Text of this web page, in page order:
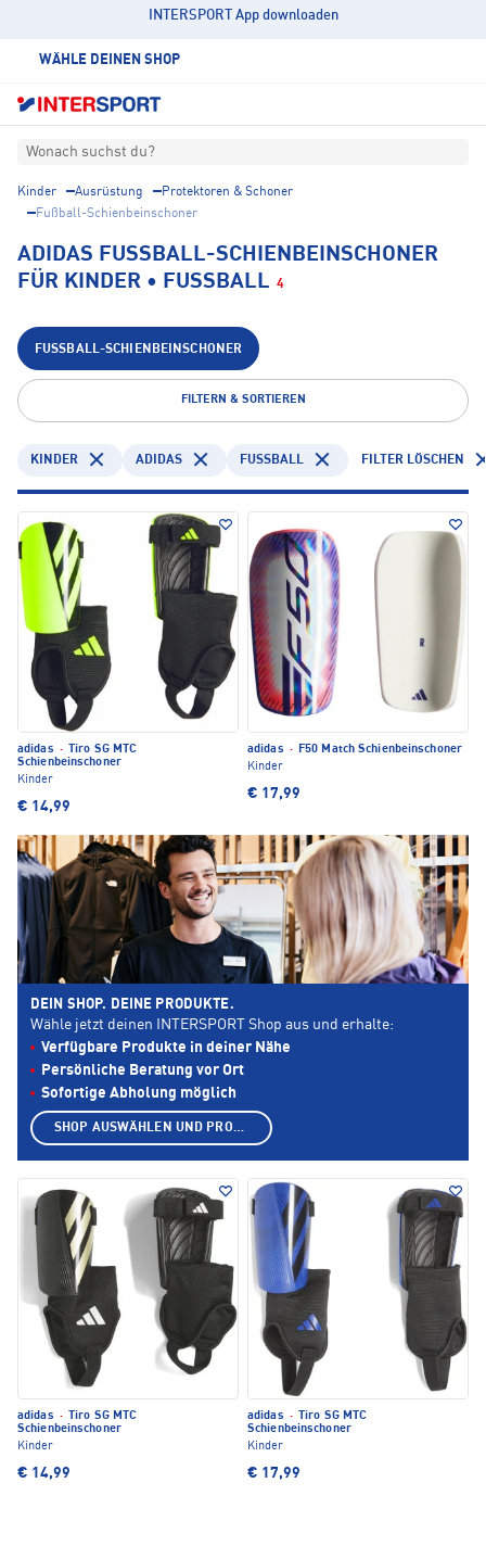
INTERSPORT App downloaden
WÄHLE DEINEN SHOP
Wonach suchst du?
Kinder Ausrüstung
Protektoren & Schoner
Fußball-Schienbeinschoner
ADIDAS FUSSBALL-SCHIENBEINSCHONER F
ÜR KINDER • FUSSBALL
4
FUSSBALL-SCHIENBEINSCHONER
FILTERN & SORTIEREN
KINDER ADIDAS FUSSBALL FILTER LÖSCHEN
adidas ·
Tiro SG MTC
Schienbeinschoner
Kinder
€ 14,99
adidas ·
F50 Match Schienbeinschoner
Kinder
€ 17,99
adidas ·
Tiro SG MTC
Schienbeinschoner
Kinder
€ 14,99
adidas ·
Tiro SG MTC
Schienbeinschoner
Kinder
€ 17,99
DEIN SHOP. DEINE PRODUKTE.
Wähle jetzt deinen INTERSPORT Shop aus und erhalte:
Verfügbare Produkte in deiner Nähe
Persönliche Beratung vor Ort
Sofortige Abholung möglich
SHOP AUSWÄHLEN UND PRODUKTE ANZEIGEN